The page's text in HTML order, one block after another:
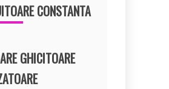
CONSTANTA
GHICITOARE